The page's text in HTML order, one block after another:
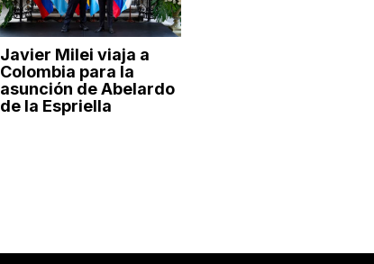
Javier Milei viaja a
Colombia para la
asunción de Abelardo
de la Espriella